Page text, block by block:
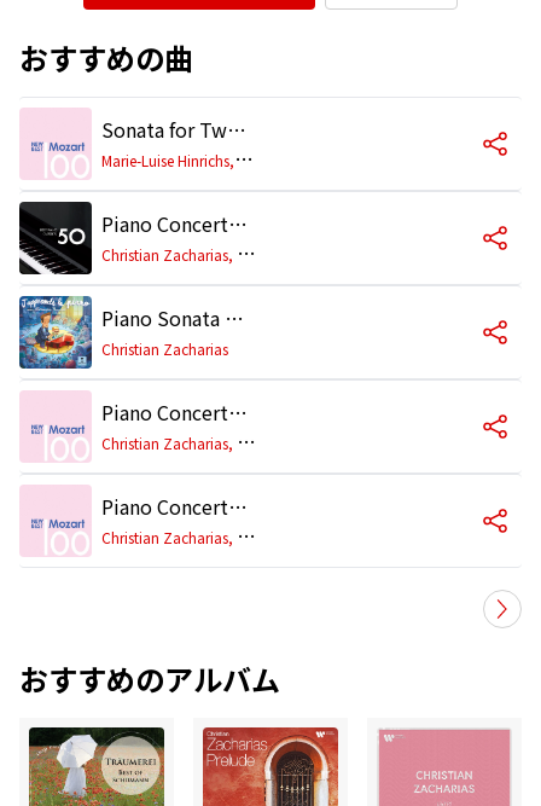
おすすめの曲
Sonata for Two Pianos in D Major, K. 448: I. Allegro con spirito
M
arie-Luise Hinrichs, Christian Zacharias
Piano Concerto No. 26 in D Major, K. 537 "Coronation": I. Allegro (Excerpt)
C
hristian Zacharias, Bavarian Radio Chorus & Orchestra, David Zinman
Piano Sonata No. 16 in C Major, K. 545 "Semplice": I. Allegro
Christian Zacharias
Piano Concerto No. 21 in C Major, K. 467: II. Andante
C
hristian Zacharias, Symphonieorchester des Bayerischen Rundfunks, David Zinman
Piano Concerto No. 26 in D Major, K. 537 "Coronation": II. Larghetto
C
hristian Zacharias, Symphonieorchester des Bayerischen Rundfunks, David Zinman
おすすめのアルバム